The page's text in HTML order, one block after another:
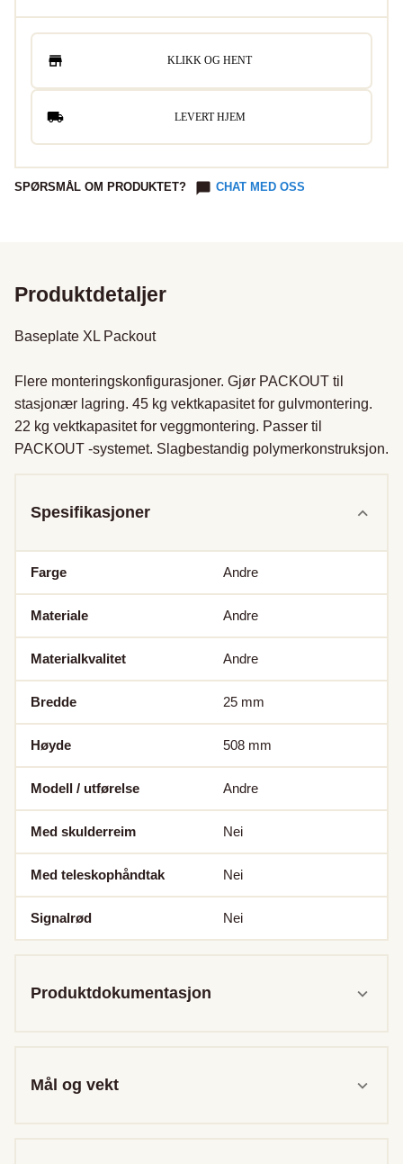
KLIKK OG HENT
LEVERT HJEM
SPØRSMÅL OM PRODUKTET? CHAT MED OSS
Produktdetaljer
Baseplate XL Packout
Flere monteringskonfigurasjoner. Gjør PACKOUT til
stasjonær lagring. 45 kg vektkapasitet for gulvmontering.
22 kg vektkapasitet for veggmontering. Passer til
PACKOUT -systemet. Slagbestandig polymerkonstruksjon.
Spesifikasjoner
Farge Andre
Materiale Andre
Materialkvalitet Andre
Bredde 25 mm
Høyde 508 mm
Modell / utførelse Andre
Med skulderreim Nei
Med teleskophåndtak Nei
Signalrød Nei
Produktdokumentasjon
Mål og vekt